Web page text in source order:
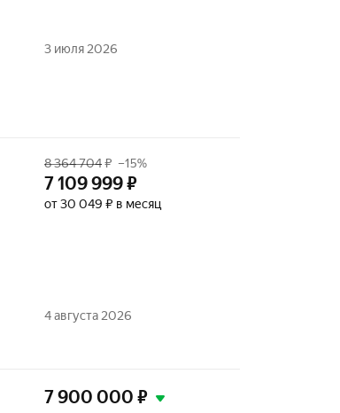
3 июля 2026
8 364 704₽ –15%
7 109 999₽
от 30 049 ₽ в месяц
4 августа 2026
7 900 000 ₽